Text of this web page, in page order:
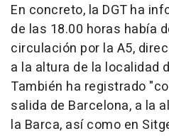
En concreto, la DGT ha
de las 18.00 horas había
circulación por la A5,
a la altura de la localidad
También ha registrado
salida de Barcelona, a la
la Barca, así como en